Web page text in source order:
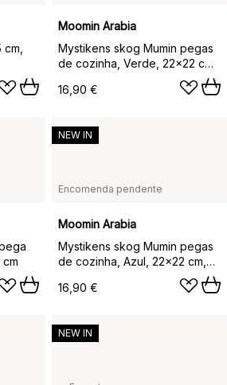
Moomin Arabia
Mystikens skog Mumin pegas
de cozinha, Verde, 22x22 cm,
16,90 €
Encomenda pendente
Moomin Arabia
Mystikens skog Mumin pegas
de cozinha, Azul, 22x22 cm,
16,90 €
NEW IN
NEW IN